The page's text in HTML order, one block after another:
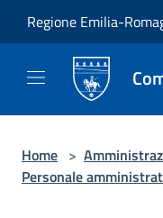
Regione Emilia-
Home >
Personale